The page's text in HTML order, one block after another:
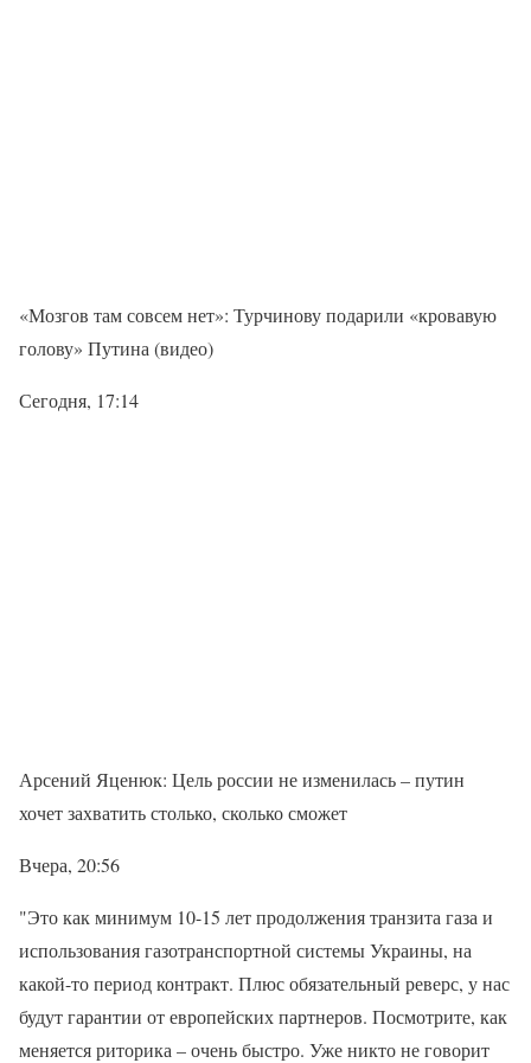
«Мозгов там совсем нет»: Турчинову подарили «кровавую
голову» Путина (видео)
Сегодня, 17:14
Арсений Яценюк: Цель россии не изменилась – путин
хочет захватить столько, сколько сможет
Вчера, 20:56
"Это как минимум 10-15 лет продолжения транзита газа и
использования газотранспортной системы Украины, на
какой-то период контракт. Плюс обязательный реверс, у нас
будут гарантии от европейских партнеров. Посмотрите, как
меняется риторика – очень быстро. Уже никто не говорит